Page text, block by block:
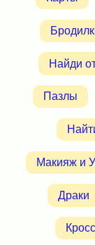
Найди
Пазлы
Макияж и
Драки